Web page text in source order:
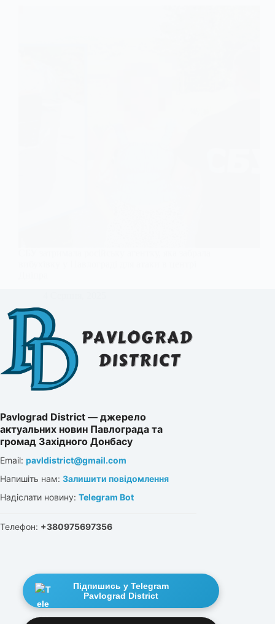
Pavlograd District — джерело
актуальних новин Павлограда та
громад Західного Донбасу
Email: pavldistrict@gmail.com
Напишіть нам: Залишити повідомлення
Надіслати новину: Telegram Bot
Телефон: +380975697356
Підпишись у Telegram
Pavlograd District